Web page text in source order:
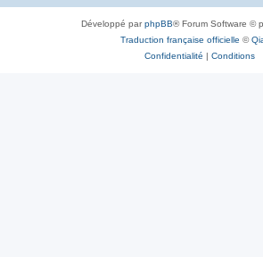
Développé parphpBB® Forum Software ©
Traduction française officielle ©
Confidentialité | Conditions